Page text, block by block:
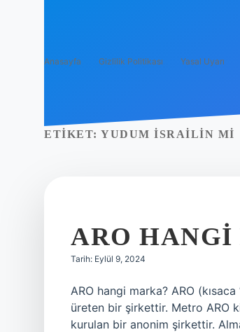
Anasayfa Gizlilik Politikası Yasal Uyarı
ETIKET: YUDUM ISRAILIN MI
ARO
Tarih: Eylül 9, 2024
ARO hangi marka? ARO
üreten bir şirkettir. Metro ARO
kurulan bir anonim şirkettir.